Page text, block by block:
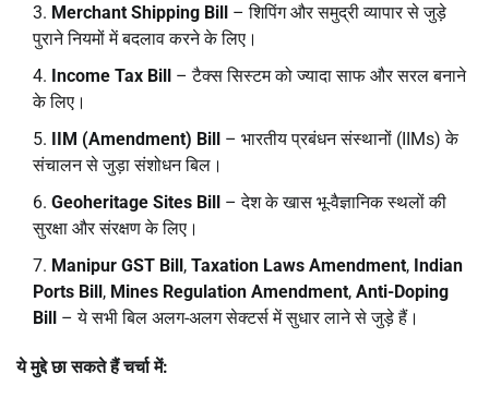
Merchant Shipping Bill – शिपिंग और समुद्री व्यापार से जुड़े
पुराने नियमों में बदलाव करने के लिए।
Income Tax Bill – टैक्स सिस्टम को ज्यादा साफ और सरल बनाने
के लिए।
IIM (Amendment) Bill – भारतीय प्रबंधन संस्थानों (IIMs) के
संचालन से जुड़ा संशोधन बिल।
Geoheritage Sites Bill – देश के खास भू-वैज्ञानिक स्थलों की
सुरक्षा और संरक्षण के लिए।
Manipur GST Bill, Taxation Laws Amendment, Indian
Ports Bill, Mines Regulation Amendment, Anti-Doping
Bill – ये सभी बिल अलग-अलग सेक्टर्स में सुधार लाने से जुड़े हैं।
ये मुद्दे छा सकते हैं चर्चा में: